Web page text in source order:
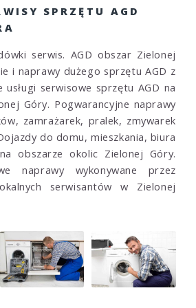
SPRZĘTU AGD
serwis. AGD obszar Zielonej
i naprawy dużego sprzętu AGD z
usługi serwisowe sprzętu AGD na
Góry. Pogwarancyjne naprawy
zamrażarek, pralek, zmywarek
do domu, mieszkania, biura
obszarze okolic Zielonej Góry.
naprawy wykonywane przez
serwisantów w Zielonej